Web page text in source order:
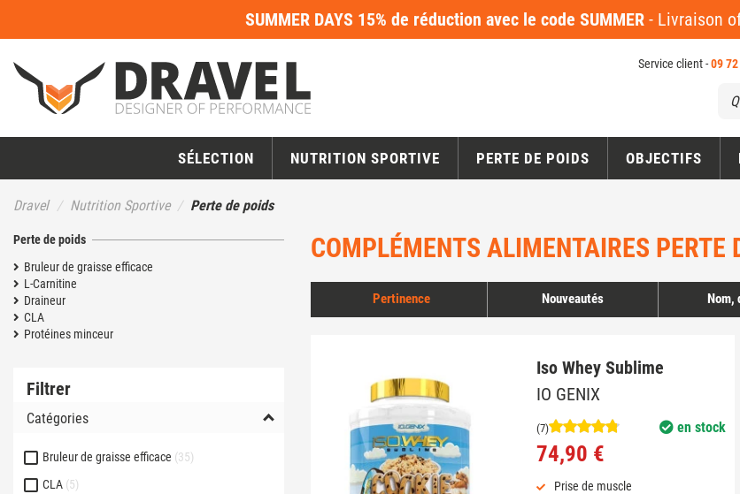
SUMMER DAYS 15% de réduction avec le code SUMMER - Livraison
Service client -09
SÉLECTION NUTRITION SPORTIVE PERTE DE POIDS OBJECTIFS
Dravel Nutrition Sportive Perte de poids
COMPLÉMENTS ALIMENTAIRES PERTE
Pertinence Nouveautés Nom,
Iso Whey Sublime
IO GENIX
en stock
(7)
74,90 €
Prise de muscle
Perte de poids
Bruleur de graisse efficace
L-Carnitine
Draineur
CLA
Protéines minceur
Filtrer
Catégories
Bruleur de graisse efficace 35
CLA 5